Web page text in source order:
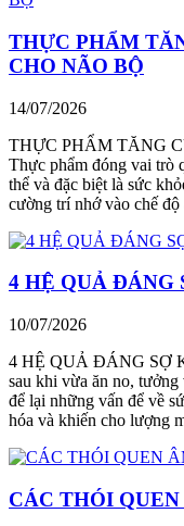
THỰC PHẨM
CHO NÃO BỘ
14/07/2026
THỰC PHẨM TĂNG
Thực phẩm đóng vai trò
thể và đặc biệt là sức
cường trí nhớ vào chế
4 HỆ QUẢ ĐÁNG
10/07/2026
4 HỆ QUẢ ĐÁNG SỢ
sau khi vừa ăn no,
để lại những vấn để về
hóa và khiến cho lượng
CÁC THÓI